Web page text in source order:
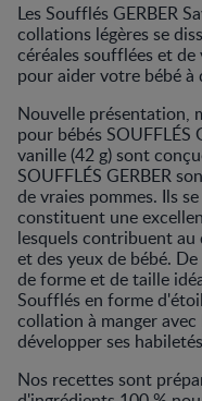
Les Soufflés GERBER
collations légères se
céréales soufflées et
pour aider votre bébé
Nouvelle présentation,
pour bébés SOUFFLÉS
vanille (42 g) sont
SOUFFLÉS GERBER
de vraies pommes. Ils
constituent une
lesquels contribuent
et des yeux de bébé.
de forme et de taille
Soufflés en forme
collation à manger
développer ses
Nos recettes sont